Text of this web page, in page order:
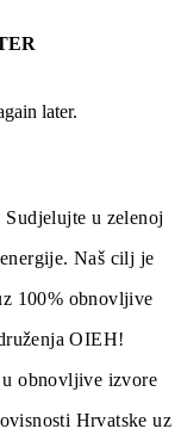
later.
u zelenoj
Naš cilj je
100% obnovljive
OIEH!
obnovljive izvore
Hrvatske uz